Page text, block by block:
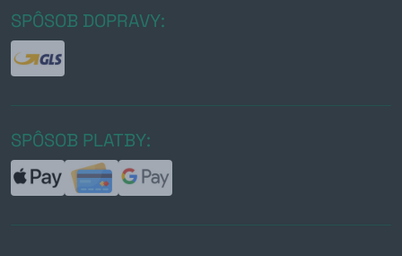
SPÔSOB DOPRAVY:
SPÔSOB PLATBY: